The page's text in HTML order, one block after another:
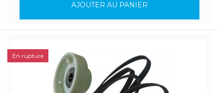
AJOUTER AU PANIER
En rupture